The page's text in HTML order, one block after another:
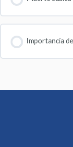
Importancia